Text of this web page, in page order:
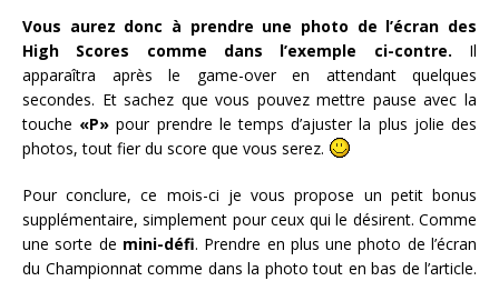
Vous aurez donc à prendre une photo de l’écran des
High Scores comme dans l’exemple ci-contre. Il
apparaîtra après le game-over en attendant quelques
secondes. Et sachez que vous pouvez mettre pause avec la
touche «P» pour prendre le temps d’ajuster la plus jolie des
photos, tout fier du score que vous serez.
Pour conclure, ce mois-ci je vous propose un petit bonus
supplémentaire, simplement pour ceux qui le désirent. Comme
une sorte de mini-défi. Prendre en plus une photo de l’écran
du Championnat comme dans la photo tout en bas de l’article.